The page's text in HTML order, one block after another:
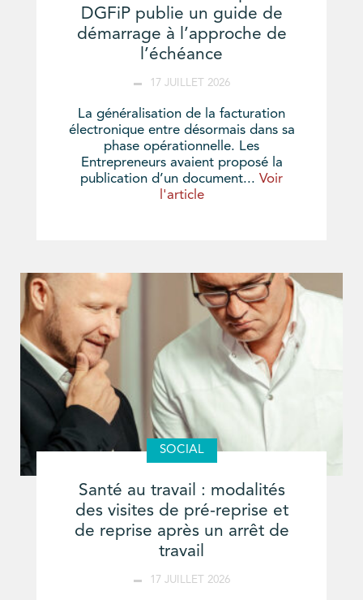
DGFiP publie un guide de
démarrage à l’approche de
l’échéance
17 JUILLET 2026
La généralisation de la facturation
électronique entre désormais dans sa
phase opérationnelle. Les
Entrepreneurs avaient proposé la
publication d’un document... Voir
l'article
SOCIAL
Santé au travail : modalités
des visites de pré-reprise et
de reprise après un arrêt de
travail
17 JUILLET 2026